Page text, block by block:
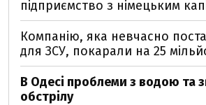
підприємство з німецьким
Компанію, яка невчасно
для ЗСУ, покарали на 25
В Одесі проблеми з водою та
обстрілу